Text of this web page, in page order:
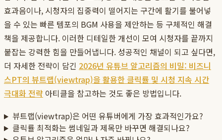
효과음이나, 시청자의 집중력이 떨어지는 구간에 활기를 불어넣
을 수 있는 빠른 템포의 BGM 사용을 제안하는 등 구체적인 해결
책을 제공합니다. 이러한 디테일한 개선이 모여 시청자를 끝까지
붙잡는 강력한 힘을 만들어냅니다. 성공적인 채널이 되고 싶다면,
더 자세한 전략이 담긴 2026년 유튜브 알고리즘의 비밀: 비즈니
스PT의 뷰트랩(viewtrap)을 활용한 클릭률 및 시청 지속 시간
극대화 전략 아티클을 참고하는 것도 좋은 방법입니다.
뷰트랩(viewtrap)은 어떤 유튜버에게 가장 효과적인가요?
클릭률 최적화는 썸네일과 제목만 바꾸면 해결되나요?